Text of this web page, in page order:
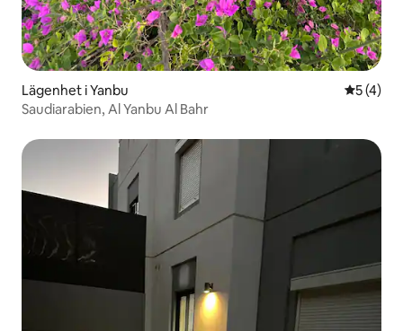
Lägenhet i Yanbu 5 av 5 i
5 (4)
Saudiarabien, Al Yanbu Al Bahr